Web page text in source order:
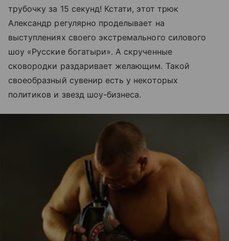
трубочку за 15 секунд! Кстати, этот трюк
Александр регулярно проделывает на
выступлениях своего экстремального силового
шоу «Русские богатыри». А скрученные
сковородки раздаривает желающим. Такой
своеобразный сувенир есть у некоторых
политиков и звезд шоу-бизнеса.